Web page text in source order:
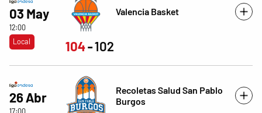
03 May
12:00
Local
Valencia Basket
104 102
26 Abr
17:00
Recoletas Salud San Pablo
Burgos